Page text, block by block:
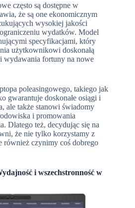
często są dostępne w
że są one ekonomicznym
wysokiej jakości
wydatków. Model
specyfikacjami, który
użytkownikowi doskonałą
wydawania fortuny na nowe
poleasingowego, takiego jak
gwarantuje doskonałe osiągi i
ale także stanowi świadomy
i promowania
Dlatego też, decydując się na
że nie tylko korzystamy z
również czynimy coś dobrego
i wszechstronność w